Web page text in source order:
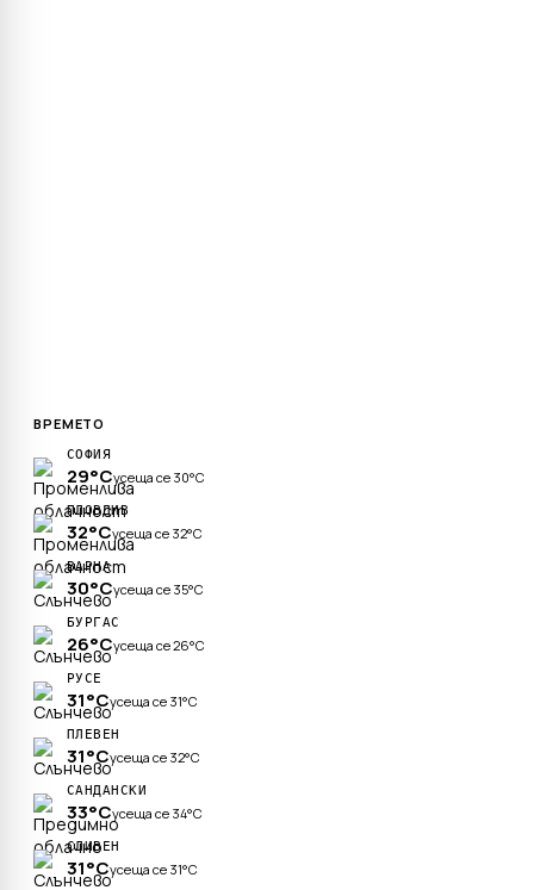
ВРЕМЕТО
СОФИЯ
29°Cусеща се 30°C
ПЛОВДИВ
32°Cусеща се 32°C
ВАРНА
30°Cусеща се 35°C
БУРГАС
26°Cусеща се 26°C
РУСЕ
31°Cусеща се 31°C
ПЛЕВЕН
31°Cусеща се 32°C
САНДАНСКИ
33°Cусеща се 34°C
СЛИВЕН
31°Cусеща се 31°C